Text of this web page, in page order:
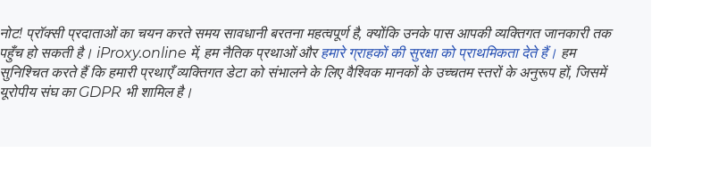
नोट! प्रॉक्सी प्रदाताओं का चयन करते समय सावधानी बरतना महत्वपूर्ण है, क्योंकि उनके पास आपकी व्यक्तिगत जानकारी तक
पहुँच हो सकती है। iProxy.online में, हम नैतिक प्रथाओं और हमारे ग्राहकों की सुरक्षा को प्राथमिकता देते हैं। हम
सुनिश्चित करते हैं कि हमारी प्रथाएँ व्यक्तिगत डेटा को संभालने के लिए वैश्विक मानकों के उच्चतम स्तरों के अनुरूप हों, जिसमें
यूरोपीय संघ का GDPR भी शामिल है।